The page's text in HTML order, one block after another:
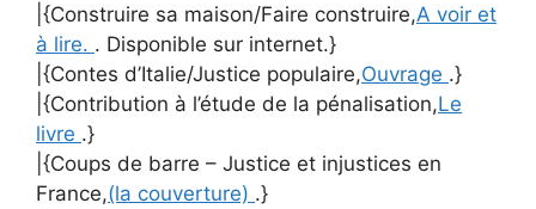
|{Construire sa maison/Faire construire,A voir et
à lire. . Disponible sur internet.}
|{Contes d’Italie/Justice populaire,Ouvrage .}
|{Contribution à l’étude de la pénalisation,Le
livre .}
|{Coups de barre – Justice et injustices en
France,(la couverture) .}